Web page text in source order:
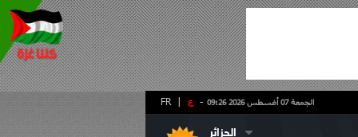
- ع FR الجمعة 07 أغسطس 2026 09:26
الجزائر